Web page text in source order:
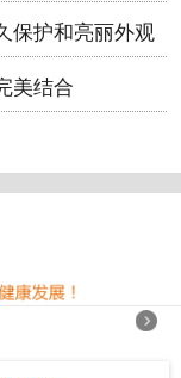
保护和亮丽外观
美结合